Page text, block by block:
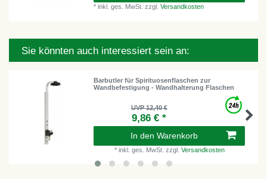
*inkl. ges. MwSt. zzgl.Versandkosten
Sie könnten auch interessiert sein an:
Barbutler für Spirituosenflaschen zur
Wandbefestigung - Wandhalterung Flaschen
UVP 12,40 €
9,86 € *
In den Warenkorb
* inkl. ges. MwSt. zzgl. Versandkosten